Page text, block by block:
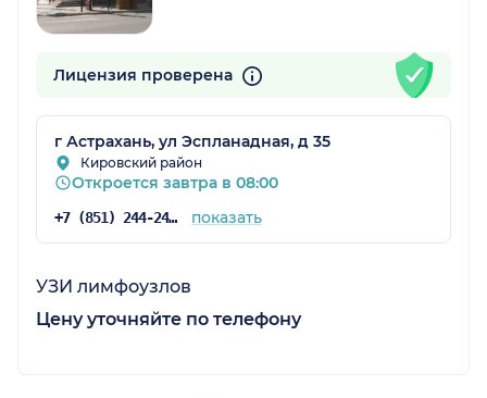
Лицензия проверена
г Астрахань, ул Эспланадная, д 35
Кировский район
Откроется завтра в 08:00
+7 (851) 244-24-42 показать
УЗИ лимфоузлов
Цену уточняйте по телефону